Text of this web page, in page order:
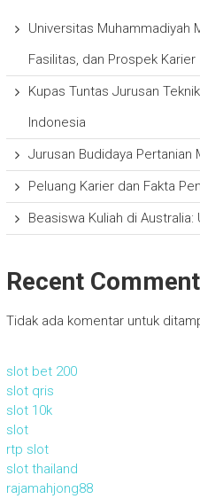
Universitas Muhammadiyah
Fasilitas, dan Prospek Karier
Kupas Tuntas Jurusan
Indonesia
Jurusan Budidaya Pertanian
Peluang Karier dan Fakta
Beasiswa Kuliah di
Recent
Tidak ada komentar untuk
slot bet 200
slot qris
slot 10k
slot
rtp slot
slot thailand
rajamahjong88